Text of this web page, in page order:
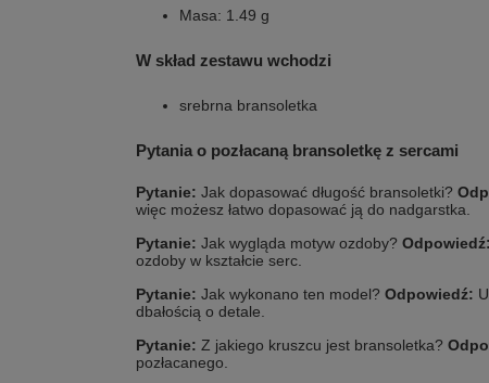
Masa: 1.49 g
W skład zestawu wchodzi
srebrna bransoletka
Pytania o pozłacaną bransoletkę z sercami
Pytanie: Jak dopasować długość bransoletki?
więc możesz łatwo dopasować ją do nadgarstka.
Pytanie: Jak wygląda motyw ozdoby? Odpowiedź:
ozdoby w kształcie serc.
Pytanie: Jak wykonano ten model? Odpowiedź:
dbałością o detale.
Pytanie: Z jakiego kruszcu jest bransoletka?
pozłacanego.